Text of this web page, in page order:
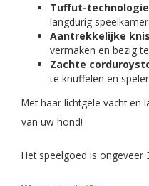
Tuffut-
langdurig
Aantrekkelijke
vermaken en bezig
Zachte
te knuffelen en
Met haar lichtgele vacht
van uw hond!
Het speelgoed is ongeveer